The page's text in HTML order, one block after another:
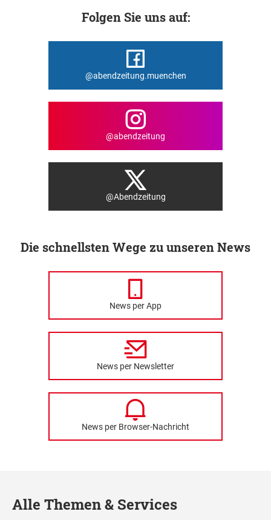
Folgen Sie uns auf:
@abendzeitung.muenchen
@abendzeitung
@Abendzeitung
Die schnellsten Wege zu unseren News
News per App
News per Newsletter
News per Browser-Nachricht
Alle Themen & Services